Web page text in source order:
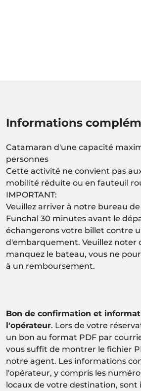
Informations
Catamaran d'une capacité
personnes
Cette activité ne convient pas
mobilité réduite ou en fauteuil
IMPORTANT:
Veuillez arriver à notre bureau
Funchal 30 minutes avant le
échangerons votre billet contre
d'embarquement. Veuillez noter
manquez le bateau, vous ne
à un remboursement.
Bon de confirmation et
l'opérateur. Lors de votre
un bon au format PDF par
vous suffit de montrer le fichier
notre agent. Les informations
l'opérateur, y compris les
locaux de votre destination, sont